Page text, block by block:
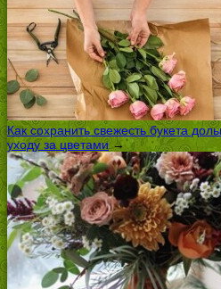
Как сохранить свежесть букета
уходу за цветами→